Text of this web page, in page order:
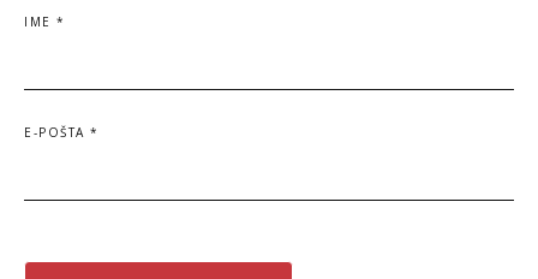
IME *
E-POŠTA *